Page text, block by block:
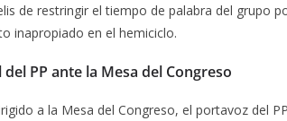
de restringir el tiempo de palabra del grupo
inapropiado en el hemiciclo.
PP ante la Mesa del Congreso
a la Mesa del Congreso, el portavoz del